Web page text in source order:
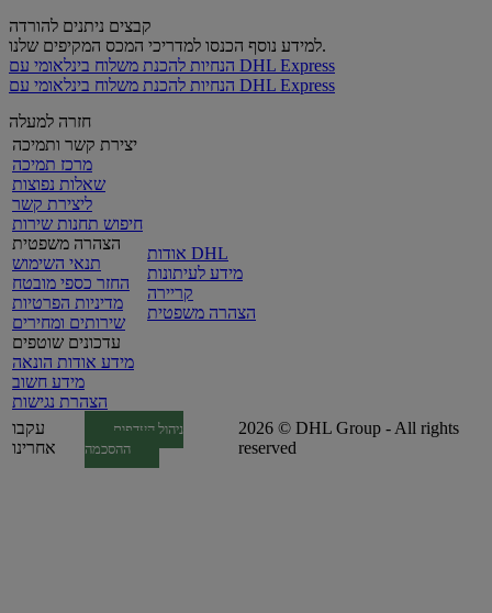
קבצים ניתנים להורדה
למידע נוסף הכנסו למדריכי המכס המקיפים שלנו.
הנחיות להכנת משלוח בינלאומי עם DHL Express
הנחיות להכנת משלוח בינלאומי עם DHL Express
חזרה למעלה
יצירת קשר ותמיכה
מרכז תמיכה
שאלות נפוצות
ליצירת קשר
חיפוש תחנות שירות
הצהרה משפטית
תנאי השימוש
החזר כספי מובטח
מדיניות הפרטיות
שירותים ומחירים
עדכונים שוטפים
מידע אודות הונאה
מידע חשוב
הצהרת נגישות
אודות DHL
מידע לעיתונות
קריירה
הצהרה משפטית
עקבו
אחרינו
ניהול העדפות
ההסכמה
2026 © DHL Group - All rights
reserved